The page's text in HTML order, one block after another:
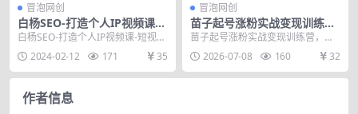
冒泡网创
白杨SEO-打造个人IP视频课-
短视频自媒体教程
白杨SEO-打造个人IP视频课-短视频
自媒体教程 课程内容： 第二课：个
人IP如...
2024-02-12 171 35
冒泡网创
苗子起号涨粉实战变现训练
营，多类目零基础爆款起号、
精准起号节奏、新手稳涨粉可
落地变现全课
苗子起号涨粉实战变现训练营，多
类目零基础爆款起号、精准起号节
奏、新手稳涨粉可落地...
2026-07-08 160 32
作者信息